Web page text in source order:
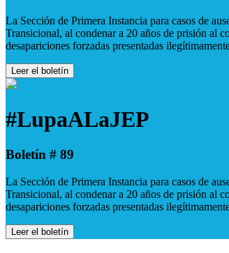
La Sección de Primera Instancia para casos de
Transicional, al condenar a 20 años de prisión al
desapariciones forzadas presentadas
Leer el boletín
#LupaALaJEP
Boletín # 89
La Sección de Primera Instancia para casos de
Transicional, al condenar a 20 años de prisión al
desapariciones forzadas presentadas
Leer el boletín